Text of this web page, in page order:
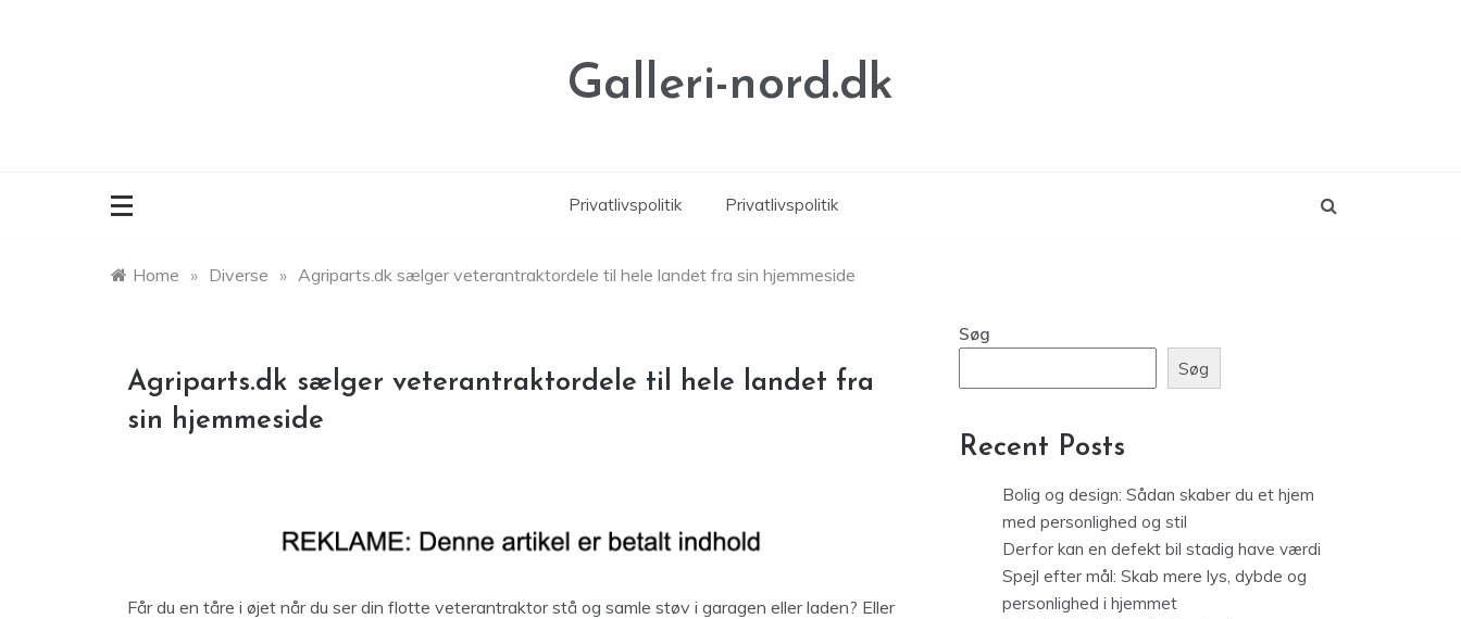
Galleri-nord.dk
Privatlivspolitik Privatlivspolitik
Home » Diverse » Agriparts.dk sælger veterantraktordele til hele landet fra sin hjemmeside
Agriparts.dk sælger veterantraktordele til hele landet fra
sin hjemmeside
Får du en tåre i øjet når du ser din flotte veterantraktor stå og samle støv i garagen eller laden? Eller
Søg
Søg
Recent Posts
Bolig og design: Sådan skaber du et hjem
med personlighed og stil
Derfor kan en defekt bil stadig have værdi
Spejl efter mål: Skab mere lys, dybde og
personlighed i hjemmet